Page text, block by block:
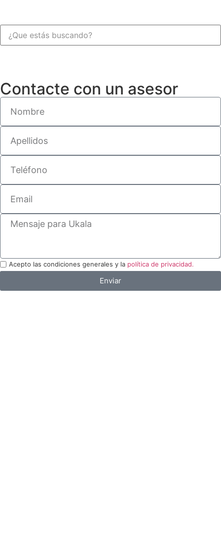
Contacte con un asesor
Acepto las condiciones generales y la política de privacidad.
Enviar